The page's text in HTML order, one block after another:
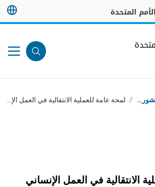
المتحدة
منشورات /
الانتقالية في العمل الإنساني